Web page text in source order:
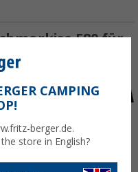
F80 für
CAMPING
berger.de.
store in English?